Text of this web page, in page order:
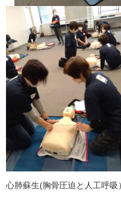
心肺蘇生(胸骨圧迫と人工呼吸